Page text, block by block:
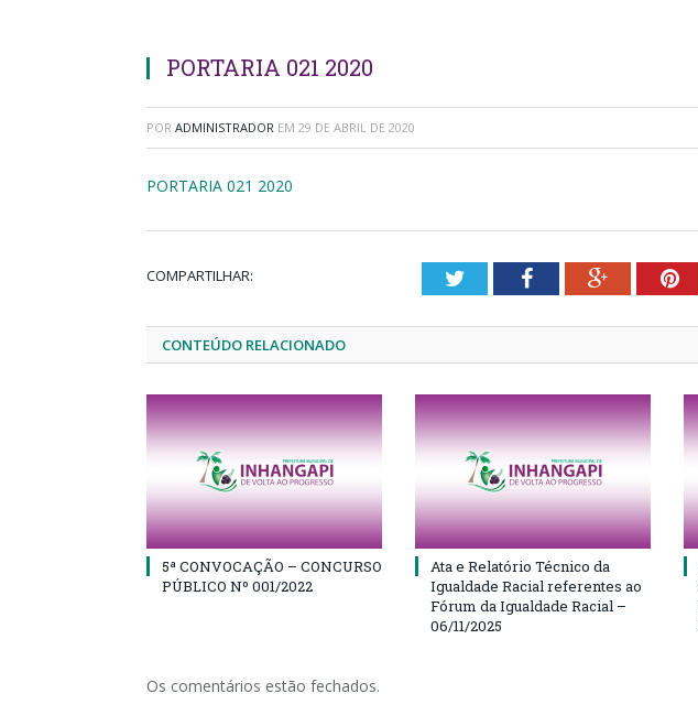
PORTARIA 021 2020
POR ADMINISTRADOR EM 29 DE ABRIL DE 2020
PORTARIA 021 2020
COMPARTILHAR: TwitterFacebookGoogle+
CONTEÚDO RELACIONADO
5ª CONVOCAÇÃO – CONCURSO
PÚBLICO Nº 001/2022
Ata e Relatório Técnico da
Igualdade Racial referentes ao
Fórum da Igualdade Racial –
06/11/2025
Os comentários estão fechados.